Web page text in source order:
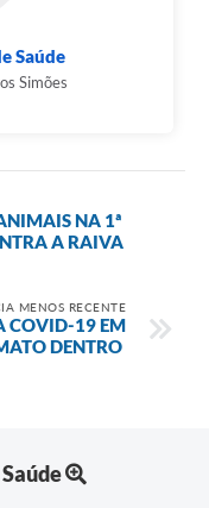
Saúde
Simões
NA 1ª
A RAIVA
MENOS RECENTE
COVID-19 EM
DENTRO
Saúde